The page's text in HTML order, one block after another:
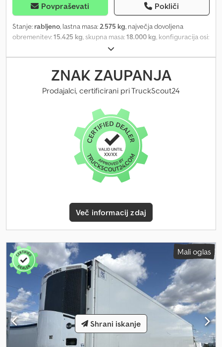
Povpraševati Pokliči
Stanje: rabljeno, lastna masa:2.575 kg, največja dovoljena
obremenitev:15.425 kg, skupna masa:18.000 kg, konfiguracija osi:
, vzmetenje:
pnevmatike:385/65 R 22,5, barva:drugo, vrsta prenosa:drugo,
velikost sprednje pnevmatike: 385/65 R 22,5, velikost zadnje
385/65 R 22,5 , voznikova kabina:drugo, emisijski
noben, Oprema:ABS, zavorni sistem na stisnjen zrak
vzorčne slike --, Več podatkov na: !, Več podrobnosti: ! Dcedpfx
ZNAK ZAUPANJA
Prodajalci, certificirani pri TruckScout24
Več informacij zdaj
Mali oglas
Shrani iskanje